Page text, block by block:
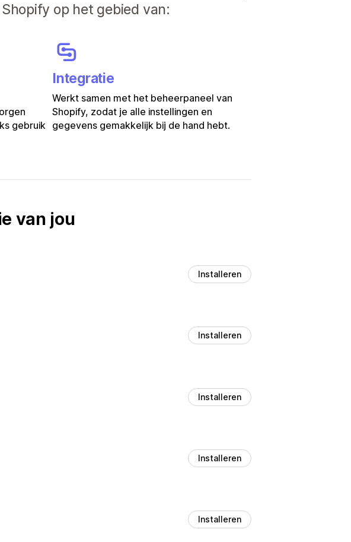
op het gebied van:
gebruik
Integratie
Werkt samen met het beheerpaneel van
Shopify, zodat je alle instellingen en
gegevens gemakkelijk bij de hand hebt.
van jou
Installeren
Installeren
Installeren
Installeren
Installeren